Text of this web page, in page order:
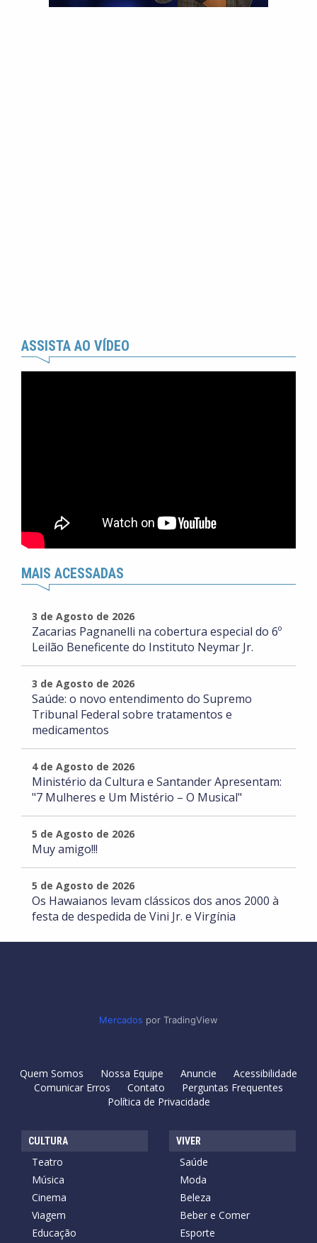
ASSISTA AO VÍDEO
MAIS ACESSADAS
3 de Agosto de 2026
Zacarias Pagnanelli na cobertura especial do 6º
Leilão Beneficente do Instituto Neymar Jr.
3 de Agosto de 2026
Saúde: o novo entendimento do Supremo
Tribunal Federal sobre tratamentos e
medicamentos
4 de Agosto de 2026
Ministério da Cultura e Santander Apresentam:
"7 Mulheres e Um Mistério – O Musical"
5 de Agosto de 2026
Muy amigo!!!
5 de Agosto de 2026
Os Hawaianos levam clássicos dos anos 2000 à
festa de despedida de Vini Jr. e Virgínia
Mercados por TradingView
Quem Somos Nossa Equipe Anuncie
Acessibilidade
Comunicar Erros
Contato
Perguntas Frequentes
Política de Privacidade
CULTURA
Teatro
Música
Cinema
Viagem
Educação
VIVER
Saúde
Moda
Beleza
Beber e Comer
Esporte